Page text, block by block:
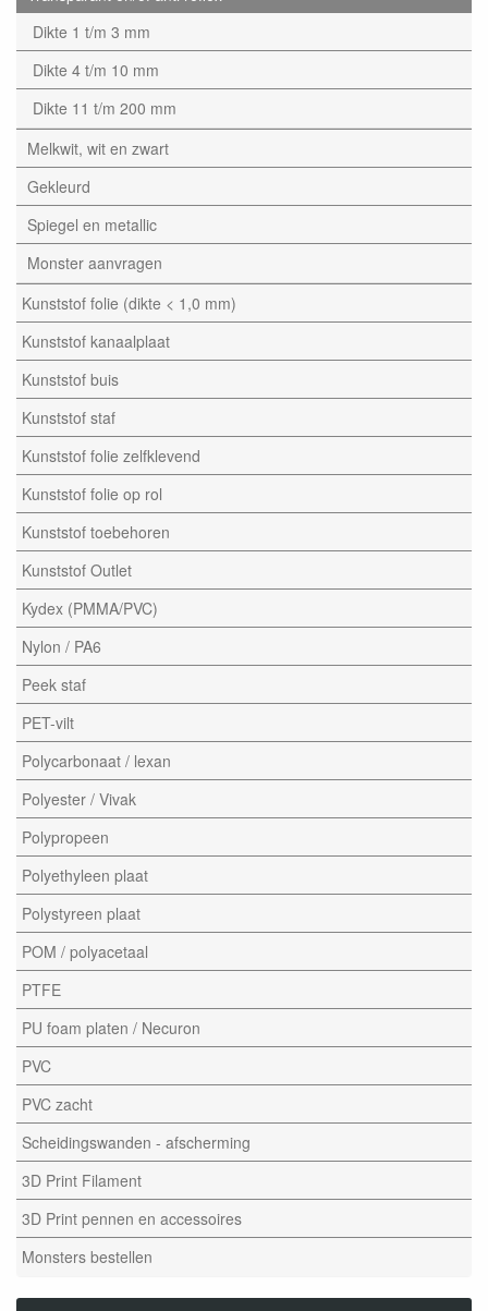
Dikte 1 t/m 3 mm
Dikte 4 t/m 10 mm
Dikte 11 t/m 200 mm
Melkwit, wit en zwart
Gekleurd
Spiegel en metallic
Monster aanvragen
Kunststof folie (dikte < 1,0 mm)
Kunststof kanaalplaat
Kunststof buis
Kunststof staf
Kunststof folie zelfklevend
Kunststof folie op rol
Kunststof toebehoren
Kunststof Outlet
Kydex (PMMA/PVC)
Nylon / PA6
Peek staf
PET-vilt
Polycarbonaat / lexan
Polyester / Vivak
Polypropeen
Polyethyleen plaat
Polystyreen plaat
POM / polyacetaal
PTFE
PU foam platen / Necuron
PVC
PVC zacht
Scheidingswanden - afscherming
3D Print Filament
3D Print pennen en accessoires
Monsters bestellen